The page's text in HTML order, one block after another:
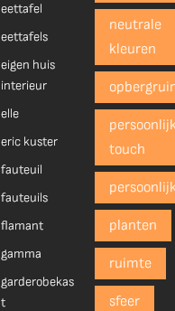
eettafel
eettafels
eigen huis
interieur
elle
eric kuster
fauteuil
fauteuils
flamant
gamma
garderobekas
t
neutrale
kleuren
touch
planten
ruimte
sfeer